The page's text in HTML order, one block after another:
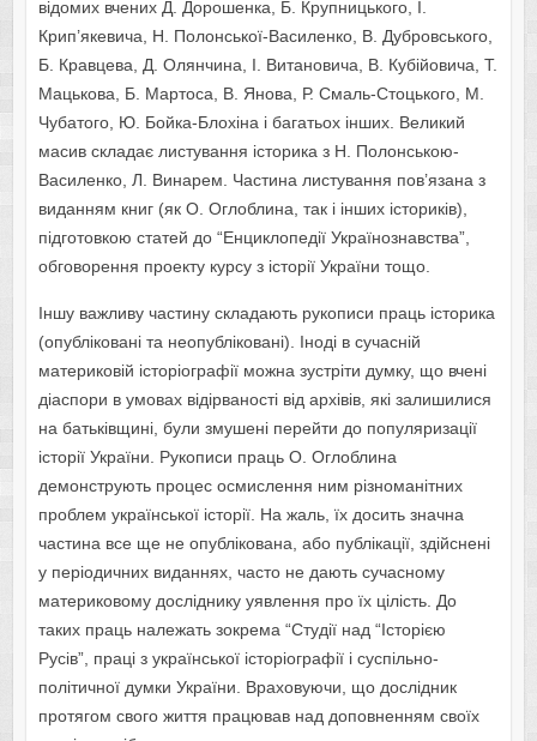
відомих вчених Д. Дорошенка, Б. Крупницького, І.
Крип’якевича, Н. Полонської-Василенко, В. Дубровського,
Б. Кравцева, Д. Олянчина, І. Витановича, В. Кубійовича, Т.
Мацькова, Б. Мартоса, В. Янова, Р. Смаль-Стоцького, М.
Чубатого, Ю. Бойка-Блохіна і багатьох інших. Великий
масив складає листування історика з Н. Полонською-
Василенко, Л. Винарем. Частина листування пов’язана з
виданням книг (як О. Оглоблина, так і інших істориків),
підготовкою статей до “Енциклопедії Українознавства”,
обговорення проекту курсу з історії України тощо.
Іншу важливу частину складають рукописи праць історика
(опубліковані та неопубліковані). Іноді в сучасній
материковій історіографії можна зустріти думку, що вчені
діаспори в умовах відірваності від архівів, які залишилися
на батьківщині, були змушені перейти до популяризації
історії України. Рукописи праць О. Оглоблина
демонструють процес осмислення ним різноманітних
проблем української історії. На жаль, їх досить значна
частина все ще не опублікована, або публікації, здійснені
у періодичних виданнях, часто не дають сучасному
материковому досліднику уявлення про їх цілість. До
таких праць належать зокрема “Студії над “Історією
Русів”, праці з української історіографії і суспільно-
політичної думки України. Враховуючи, що дослідник
протягом свого життя працював над доповненням своїх